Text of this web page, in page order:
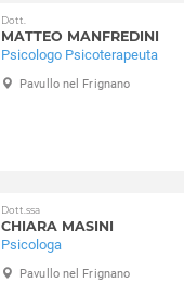
Dott.
MATTEO MANFREDINI
Psicologo Psicoterapeuta
Pavullo nel Frignano
Dott.ssa
CHIARA MASINI
Psicologa
Pavullo nel Frignano